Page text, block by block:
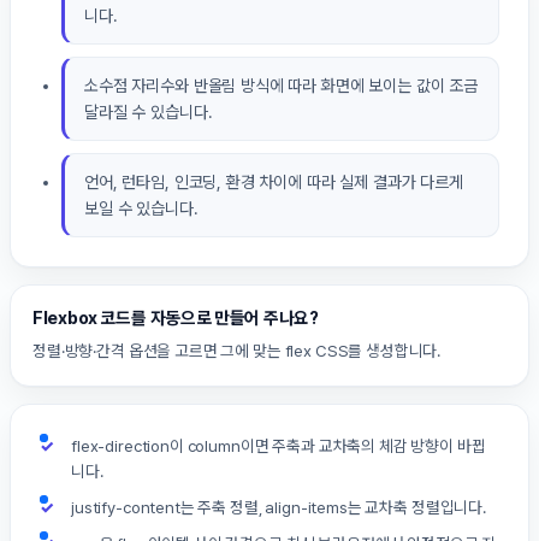
니다.
소수점 자리수와 반올림 방식에 따라 화면에 보이는 값이 조금
달라질 수 있습니다.
언어, 런타임, 인코딩, 환경 차이에 따라 실제 결과가 다르게
보일 수 있습니다.
Flexbox 코드를 자동으로 만들어 주나요?
정렬·방향·간격 옵션을 고르면 그에 맞는 flex CSS를 생성합니다.
flex-direction이 column이면 주축과 교차축의 체감 방향이 바뀝
니다.
justify-content는 주축 정렬, align-items는 교차축 정렬입니다.